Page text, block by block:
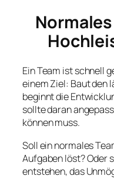
Ein Team ist schnell
einem Ziel: Baut den
beginnt die
sollte daran
können muss.
Soll ein normales
Aufgaben löst? Oder
entstehen, das